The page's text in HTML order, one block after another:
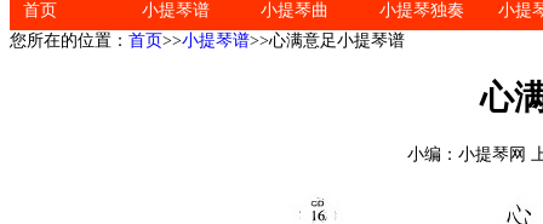
首页 小提琴谱 小提琴曲 小提琴独奏
小提
您所在的位置： 首页>>小提琴谱>>心满意足小提琴谱
心
小编：小提琴网